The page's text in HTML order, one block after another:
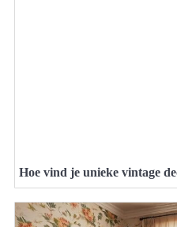
Hoe vind je unieke vintage